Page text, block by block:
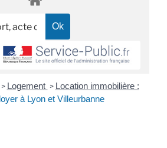
> Logement > Location immobilière :
à Lyon et Villeurbanne